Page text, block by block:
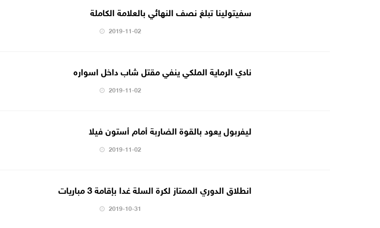
سفيتولينا تبلغ نصف النهائي بالعلامة الكاملة
2019-11-02
نادي الرماية الملكي ينفي مقتل شاب داخل اسواره
2019-11-02
ليفربول يعود بالقوة الضاربة أمام أستون فيلا
2019-11-02
انطلاق الدوري الممتاز لكرة السلة غدا بإقامة 3 مباريات
2019-10-31